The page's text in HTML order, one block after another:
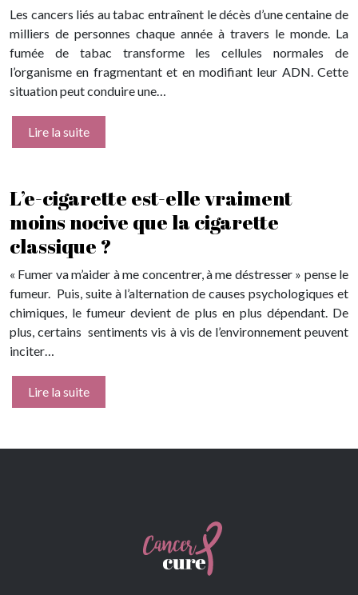
Les cancers liés au tabac entraînent le décès d’une centaine de
milliers de personnes chaque année à travers le monde. La
fumée de tabac transforme les cellules normales de
l’organisme en fragmentant et en modifiant leur ADN. Cette
situation peut conduire une…
Lire la suite
L’e-cigarette est-elle vraiment
moins nocive que la cigarette
classique ?
« Fumer va m’aider à me concentrer, à me déstresser » pense le
fumeur. Puis, suite à l’alternation de causes psychologiques et
chimiques, le fumeur devient de plus en plus dépendant. De
plus, certains sentiments vis à vis de l’environnement peuvent
inciter…
Lire la suite